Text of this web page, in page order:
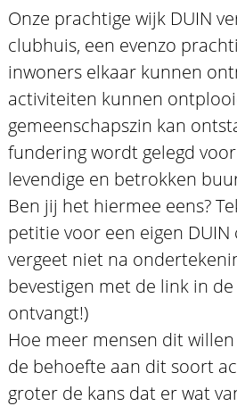
Onze prachtige wijk DUIN
clubhuis, een evenzo
inwoners elkaar kunnen
activiteiten kunnen
gemeenschapszin kan
fundering wordt gelegd
levendige en betrokken
Ben jij het hiermee eens?
petitie voor een eigen DUIN
vergeet niet na
bevestigen met de link in
ontvangt!)
Hoe meer mensen dit
de behoefte aan dit soort
groter de kans dat er wat